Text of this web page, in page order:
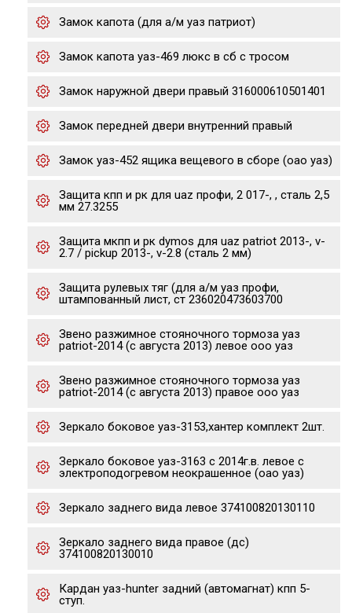
Замок капота (для а/м уаз патриот)
Замок капота уаз-469 люкс в сб с тросом
Замок наружной двери правый 316000610501401
Замок передней двери внутренний правый
Замок уаз-452 ящика вещевого в сборе (оао уаз)
Защита кпп и рк для uaz профи, 2 017-, , сталь 2,5
мм 27.3255
Защита мкпп и рк dymos для uaz patriot 2013-, v-
2.7 / pickup 2013-, v-2.8 (сталь 2 мм)
Защита рулевых тяг (для а/м уаз профи,
штампованный лист, ст 236020473603700
Звено разжимное стояночного тормоза уаз
patriot-2014 (с августа 2013) левое ооо уаз
Звено разжимное стояночного тормоза уаз
patriot-2014 (с августа 2013) правое ооо уаз
Зеркало боковое уаз-3153,хантер комплект 2шт.
Зеркало боковое уаз-3163 с 2014г.в. левое с
электроподогревом неокрашенное (оао уаз)
Зеркало заднего вида левое 374100820130110
Зеркало заднего вида правое (дс)
374100820130010
Кардан уаз-hunter задний (автомагнат) кпп 5-
ступ.